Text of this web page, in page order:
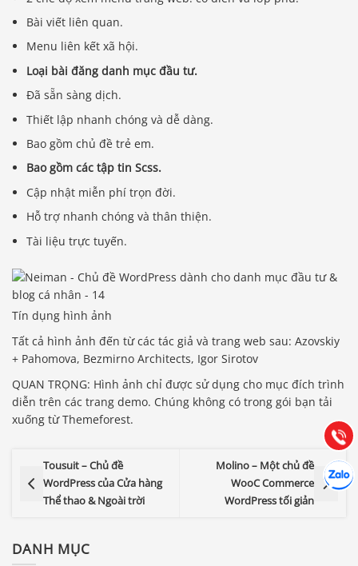
Bài viết liên quan.
Menu liên kết xã hội.
Loại bài đăng danh mục đầu tư.
Đã sẵn sàng dịch.
Thiết lập nhanh chóng và dễ dàng.
Bao gồm chủ đề trẻ em.
Bao gồm các tập tin Scss.
Cập nhật miễn phí trọn đời.
Hỗ trợ nhanh chóng và thân thiện.
Tài liệu trực tuyến.
Tín dụng hình ảnh
Tất cả hình ảnh đến từ các tác giả và trang web sau: Azovskiy
+ Pahomova, Bezmirno Architects, Igor Sirotov
QUAN TRỌNG: Hình ảnh chỉ được sử dụng cho mục đích trình
diễn trên các trang demo. Chúng không có trong gói bạn tải
xuống từ Themeforest.
Tousuit – Chủ đề
WordPress của Cửa hàng
Thể thao & Ngoài trời
Molino – Một chủ đề
WooC Commerce
WordPress tối giản
DANH MỤC
Gọi
Báo giá & Đặt hàng:
0903.976.769
Hướng dẫn & Hỗ trợ:
(028) 22.166.144
Chát
Hợp tác